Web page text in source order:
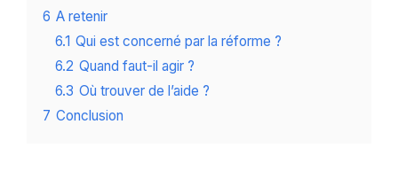
6 A retenir
6.1 Qui est concerné par la réforme ?
6.2 Quand faut-il agir ?
6.3 Où trouver de l’aide ?
7 Conclusion